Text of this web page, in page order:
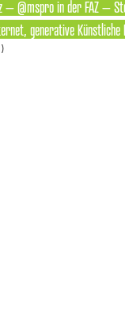
– @mspro in der FAZ –
generative
)